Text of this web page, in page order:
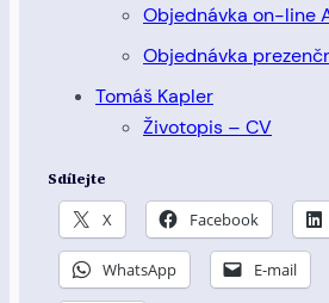
Objednávka on-line
Objednávka
Tomáš Kapler
Životopis – CV
Sdílejte
X Facebook
WhatsApp E-mail